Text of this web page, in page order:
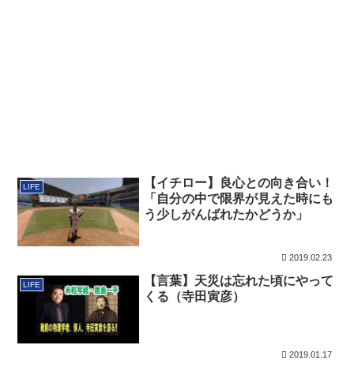
LIFE
【イチロー】良心との向き合い！
「自分の中で限界が見えた時にも
う少しがんばれたかどうか」
2019.02.23
LIFE
【言葉】天災は忘れた頃にやって
くる（寺田寅彦）
2019.01.17